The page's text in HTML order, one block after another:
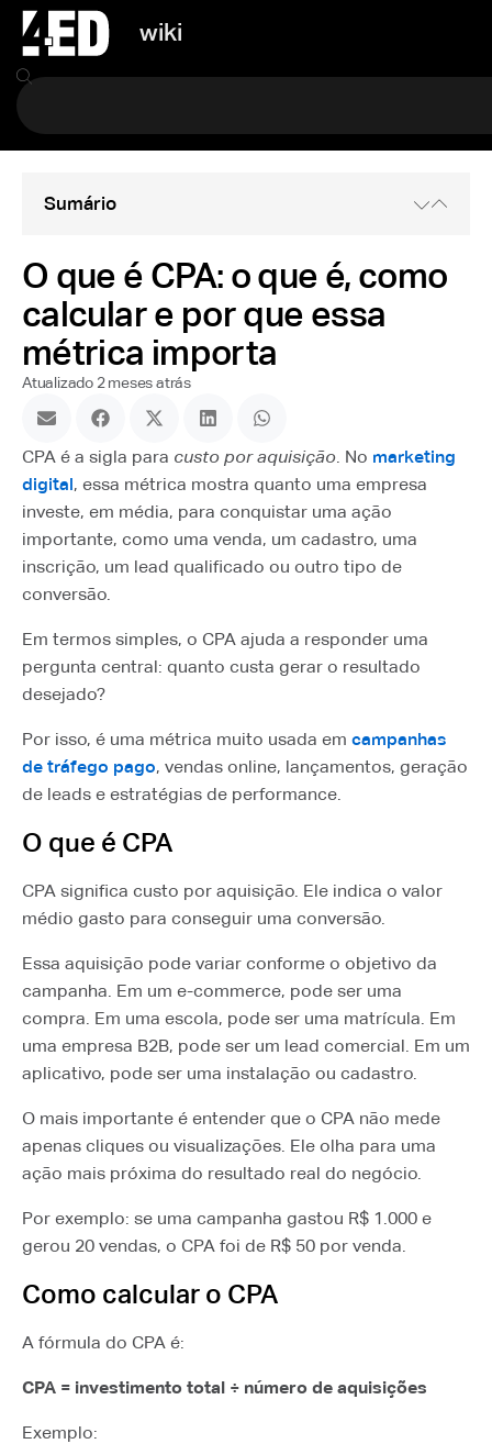
wiki
Sumário
O que é CPA: o que é, como
calcular e por que essa
métrica importa
Atualizado 2 meses atrás
CPA é a sigla para custo por aquisição. No marketing
digital, essa métrica mostra quanto uma empresa
investe, em média, para conquistar uma ação
importante, como uma venda, um cadastro, uma
inscrição, um lead qualificado ou outro tipo de
conversão.
Em termos simples, o CPA ajuda a responder uma
pergunta central: quanto custa gerar o resultado
desejado?
Por isso, é uma métrica muito usada em campanhas
de tráfego pago, vendas online, lançamentos, geração
de leads e estratégias de performance.
O que é CPA
CPA significa custo por aquisição. Ele indica o valor
médio gasto para conseguir uma conversão.
Essa aquisição pode variar conforme o objetivo da
campanha. Em um e-commerce, pode ser uma
compra. Em uma escola, pode ser uma matrícula. Em
uma empresa B2B, pode ser um lead comercial. Em um
aplicativo, pode ser uma instalação ou cadastro.
O mais importante é entender que o CPA não mede
apenas cliques ou visualizações. Ele olha para uma
ação mais próxima do resultado real do negócio.
Por exemplo: se uma campanha gastou R$ 1.000 e
gerou 20 vendas, o CPA foi de R$ 50 por venda.
Como calcular o CPA
A fórmula do CPA é:
CPA = investimento total ÷ número de aquisições
Exemplo: